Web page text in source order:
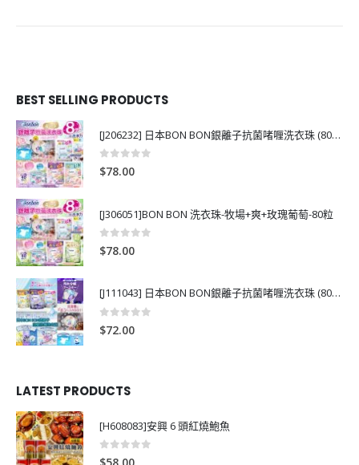
BEST SELLING PRODUCTS
[J206232] 日本BON BON銀離子抗菌啫喱洗衣珠 (80粒)
0out of 5
$78.00
[J306051]BON BON 洗衣珠-牧場+爽+玫瑰葡萄-80粒
0out of 5
$78.00
[J111043] 日本BON BON銀離子抗菌啫喱洗衣珠 (80粒)
0out of 5
$72.00
LATEST PRODUCTS
[H608083]安興 6 頭紅燒鮑魚
0out of 5